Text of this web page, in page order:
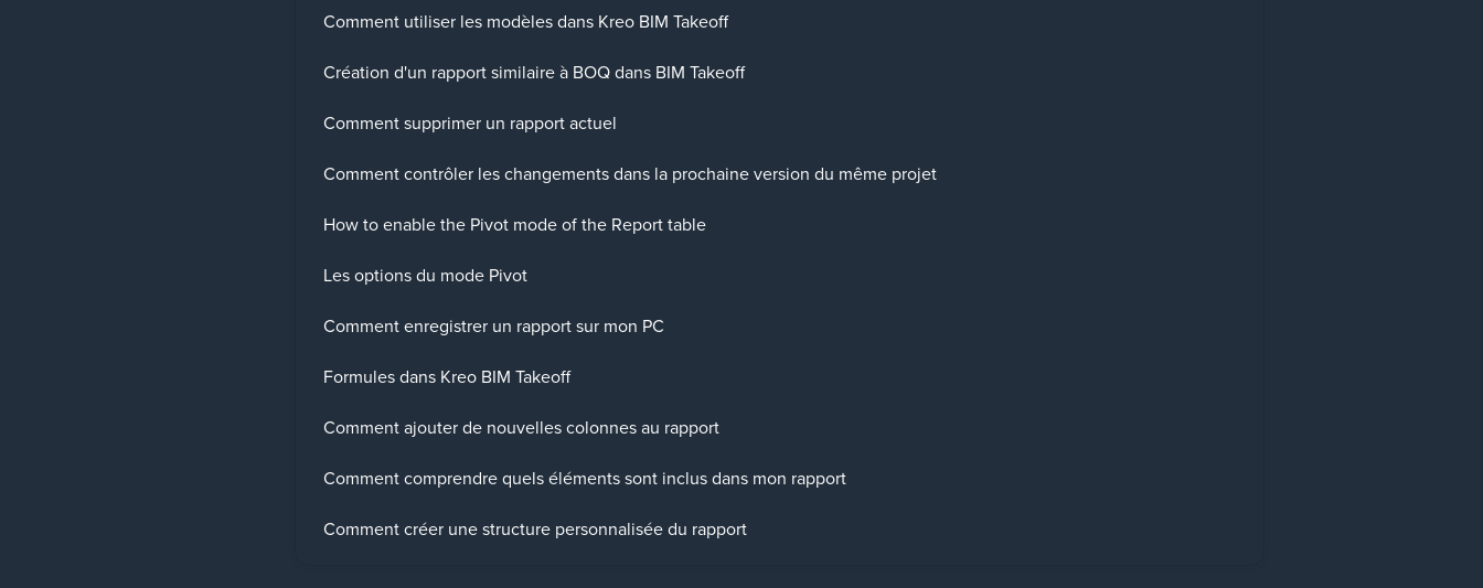
Comment utiliser les modèles dans Kreo BIM Takeoff
Création d'un rapport similaire à BOQ dans BIM Takeoff
Comment supprimer un rapport actuel
Comment contrôler les changements dans la prochaine version du même projet
How to enable the Pivot mode of the Report table
Les options du mode Pivot
Comment enregistrer un rapport sur mon PC
Formules dans Kreo BIM Takeoff
Comment ajouter de nouvelles colonnes au rapport
Comment comprendre quels éléments sont inclus dans mon rapport
Comment créer une structure personnalisée du rapport